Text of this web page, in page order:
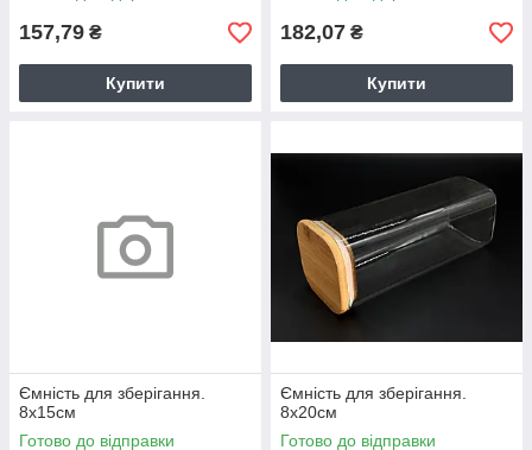
157,79 ₴
Купити
182,07 ₴
Купити
Ємність для зберігання.
8х15см
Готово до відправки
Ємність для зберігання.
8х20см
Готово до відправки